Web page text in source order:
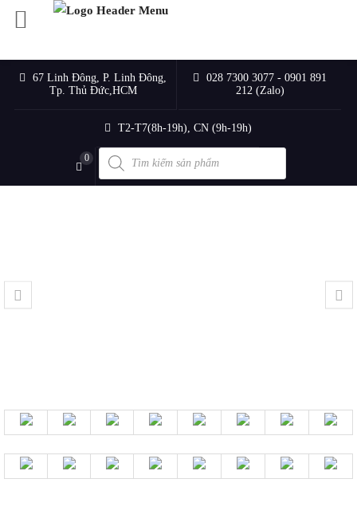
67 Linh Đông, P. Linh Đông,
Tp. Thủ Đức,HCM
028 7300 3077 - 0901 891
212 (Zalo)
T2-T7(8h-19h), CN (9h-19h)
0
Products
search